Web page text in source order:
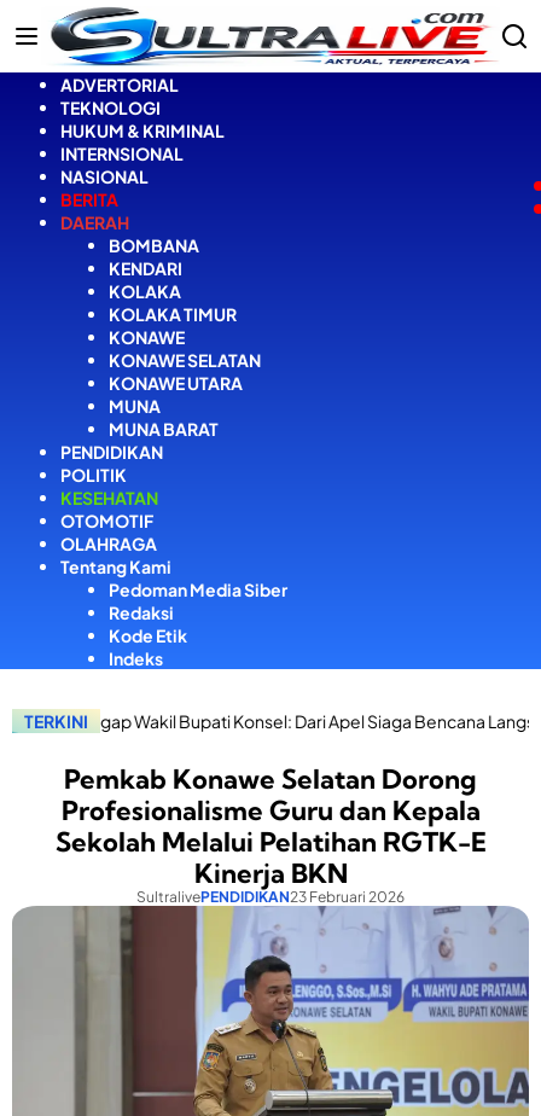
Langsung
ke
ADVERTORIAL
TEKNOLOGI
HUKUM & KRIMINAL
INTERNSIONAL
NASIONAL
BERITA
DAERAH
BOMBANA
KENDARI
KOLAKA
KOLAKA TIMUR
KONAWE
KONAWE SELATAN
KONAWE UTARA
MUNA
MUNA BARAT
PENDIDIKAN
POLITIK
KESEHATAN
OTOMOTIF
OLAHRAGA
Tentang Kami
Pedoman Media Siber
Redaksi
Kode Etik
Indeks
TERKINI
Bupati Konsel: Dari Apel Siaga Bencana Langsung Salurkan
Pemkab Konawe Selatan Dorong
Profesionalisme Guru dan Kepala
Sekolah Melalui Pelatihan RGTK-E
Kinerja BKN
SultralivePENDIDIKAN23 Februari 2026